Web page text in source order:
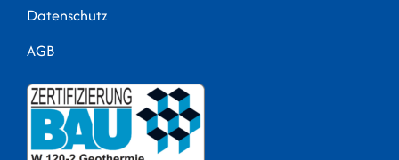
Datenschutz
AGB